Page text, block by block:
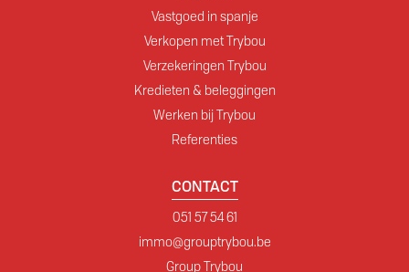
Vastgoed in spanje
Verkopen met Trybou
Verzekeringen Trybou
Kredieten & beleggingen
Werken bij Trybou
Referenties
CONTACT
051 57 54 61
immo@grouptrybou.be
Group Trybou